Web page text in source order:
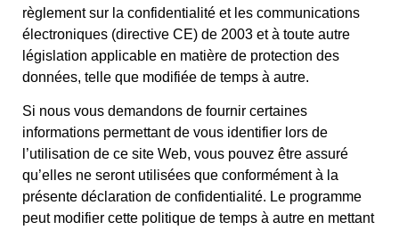
règlement sur la confidentialité et les communications
électroniques (directive CE) de 2003 et à toute autre
législation applicable en matière de protection des
données, telle que modifiée de temps à autre.
Si nous vous demandons de fournir certaines
informations permettant de vous identifier lors de
l’utilisation de ce site Web, vous pouvez être assuré
qu’elles ne seront utilisées que conformément à la
présente déclaration de confidentialité. Le programme
peut modifier cette politique de temps à autre en mettant